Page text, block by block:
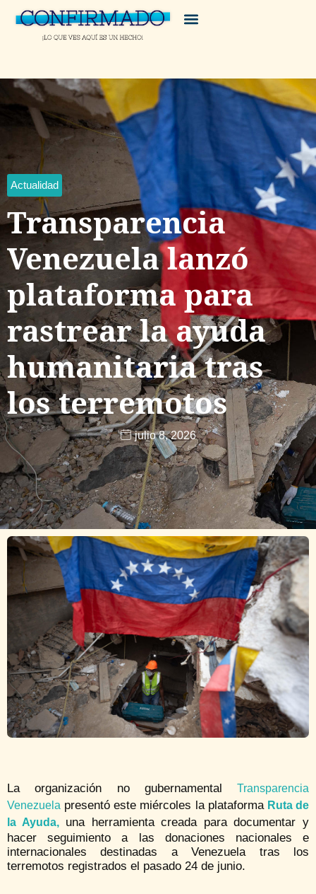
Actualidad
Transparencia
Venezuela lanzó
plataforma para
rastrear la ayuda
humanitaria tras
los terremotos
julio 8, 2026
La organización no gubernamental Transparencia
Venezuela presentó este miércoles la plataforma Ruta de
la Ayuda,una herramienta creada para documentar y
hacer seguimiento a las donaciones nacionales e
internacionales destinadas a Venezuela tras los
terremotos registrados el pasado 24 de junio.